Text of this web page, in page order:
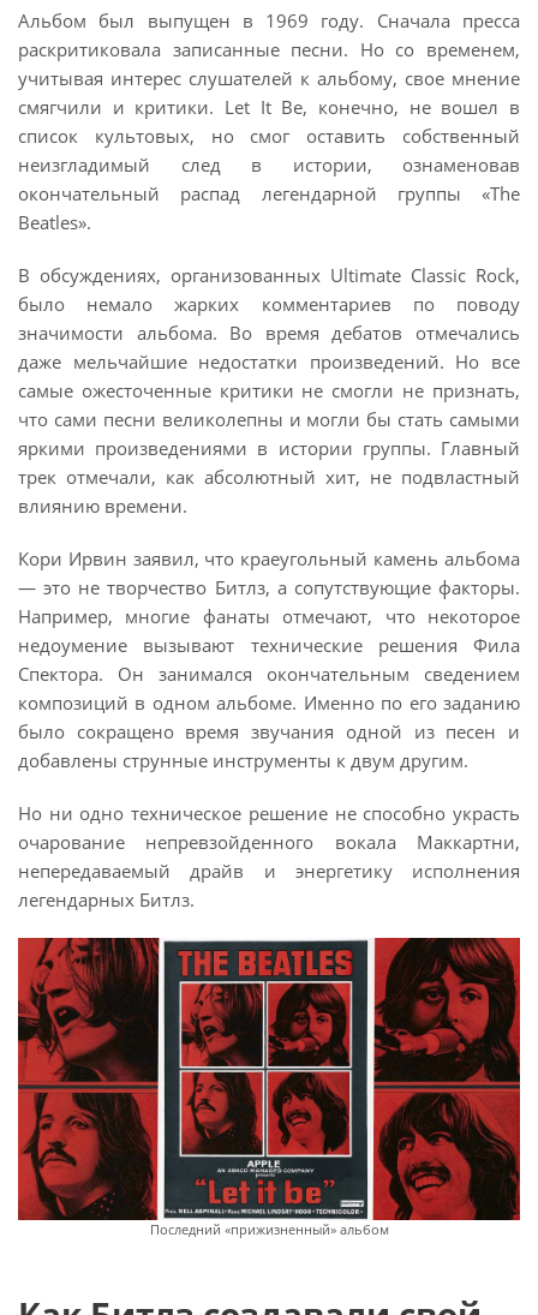
Альбом был выпущен в 1969 году. Сначала пресса
раскритиковала записанные песни. Но со временем,
учитывая интерес слушателей к альбому, свое мнение
смягчили и критики. Let It Be, конечно, не вошел в
список культовых, но смог оставить собственный
неизгладимый след в истории, ознаменовав
окончательный распад легендарной группы «The
Beatles».
В обсуждениях, организованных Ultimate Classic Rock,
было немало жарких комментариев по поводу
значимости альбома. Во время дебатов отмечались
даже мельчайшие недостатки произведений. Но все
самые ожесточенные критики не смогли не признать,
что сами песни великолепны и могли бы стать самыми
яркими произведениями в истории группы. Главный
трек отмечали, как абсолютный хит, не подвластный
влиянию времени.
Кори Ирвин заявил, что краеугольный камень альбома
— это не творчество Битлз, а сопутствующие факторы.
Например, многие фанаты отмечают, что некоторое
недоумение вызывают технические решения Фила
Спектора. Он занимался окончательным сведением
композиций в одном альбоме. Именно по его заданию
было сокращено время звучания одной из песен и
добавлены струнные инструменты к двум другим.
Но ни одно техническое решение не способно украсть
очарование непревзойденного вокала Маккартни,
непередаваемый драйв и энергетику исполнения
легендарных Битлз.
Последний «прижизненный» альбом